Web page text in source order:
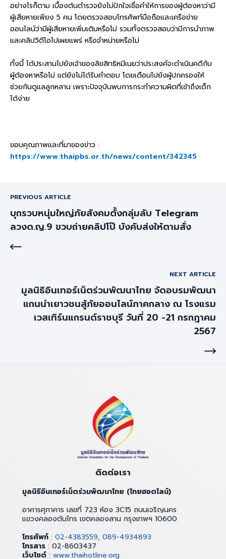
อย่างไรก็ตาม เบื้องต้นตำรวจยังไม่ปักใจเชื่อคำให้การของผู้ต้องหาว่ามี
ผู้เสียหายเพียง 5 คน โดยตรวจสอบโทรศัพท์มือถือและเครือข่าย
ออนไลน์ว่ามีผู้เสียหายเพิ่มเติมหรือไม่ รวมทั้งตรวจสอบว่ามีการนำภาพ
และคลิปวิดีโอไปเผยแพร่ หรือจำหน่ายหรือไม่
ทั้งนี้ ได้ประสานไปยังเจ้าของลิขสิทธิหมีเนยว่าประสงค์จะดำเนินคดีกับ
ผู้ต้องหาหรือไม่ แต่ยังไม่ได้รับคำตอบ โดยเตือนไปยังผู้ปกครองให้
ช่วยกันดูแลลูกหลาน เพราะปัจจุบันพบการกระทำความผิดที่เข้าถึงเด็ก
ได้ง่าย
ขอบคุณภาพและที่มาของข่าว :
https://www.thaipbs.or.th/news/content/342345
PREVIOUS ARTICLE
บุกรวบหนุ่มใหญ่ภัยสังคมตั้งกลุ่มลับ Telegram
ลวงด.ญ.9 ขวบถ่ายคลิปโป๊ บังคับส่งให้ตามสั่ง
NEXT ARTICLE
มูลนิธิอินเทอร์เน็ตร่วมพัฒนาไทย จัดอบรมพัฒนา
แกนนำเยาวชนสู้ภัยออนไลน์ภาคกลาง ณ โรงแรม
เวสเทิร์นแกรนด์ราชบุรี วันที่ 20 -21 กรกฎาคม
2567
ติดต่อเรา
มูลนิธิอินเทอร์เน็ตร่วมพัฒนาไทย (ไทยฮอตไลน์)
อาคารศุภาคาร เลขที่ 723 ห้อง 3C15 ถนนเจริญนคร
แขวงคลองต้นไทร เขตคลองสาน กรุงเทพฯ 10600
โทรศัพท์ : 02-4383559, 089-4934893
โทรสาร : 02-8603437
เว็บไซต์ : www.thaihotline.org